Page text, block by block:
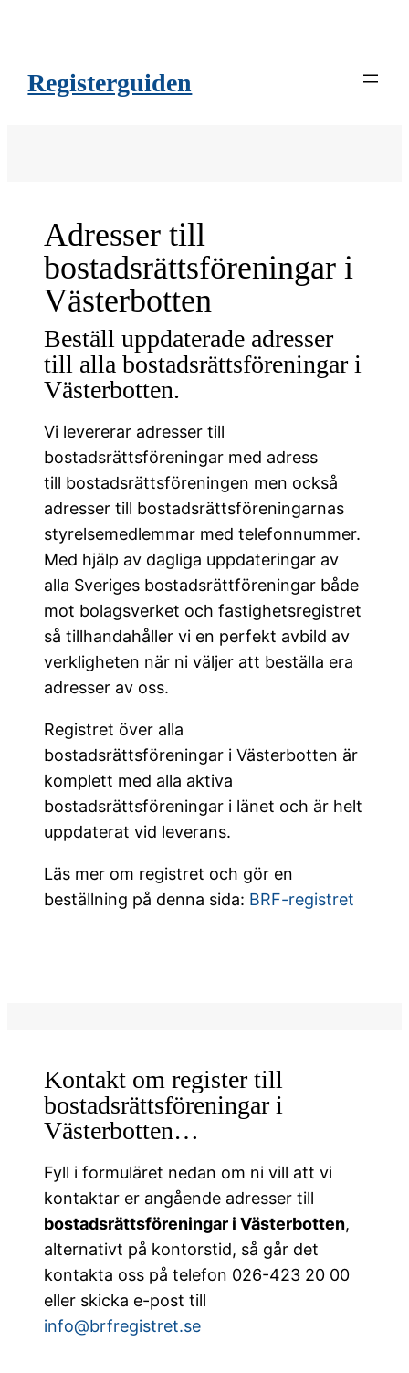
Registerguiden
Adresser till
bostadsrättsföreningar i
Västerbotten
Beställ uppdaterade adresser
till alla bostadsrättsföreningar i
Västerbotten.
Vi levererar adresser till
bostadsrättsföreningar med adress
till bostadsrättsföreningen men också
adresser till bostadsrättsföreningarnas
styrelsemedlemmar med telefonnummer.
Med hjälp av dagliga uppdateringar av
alla Sveriges bostadsrättföreningar både
mot bolagsverket och fastighetsregistret
så tillhandahåller vi en perfekt avbild av
verkligheten när ni väljer att beställa era
adresser av oss.
Registret över alla
bostadsrättsföreningar i Västerbotten är
komplett med alla aktiva
bostadsrättsföreningar i länet och är helt
uppdaterat vid leverans.
Läs mer om registret och gör en
beställning på denna sida: BRF-registret
Kontakt om register till
bostadsrättsföreningar i
Västerbotten…
Fyll i formuläret nedan om ni vill att vi
kontaktar er angående adresser till
bostadsrättsföreningar i Västerbotten,
alternativt på kontorstid, så går det
kontakta oss på telefon 026-423 20 00
eller skicka e-post till
info@brfregistret.se